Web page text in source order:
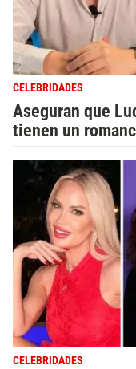
CELEBRIDADES
Aseguran que
tienen un
CELEBRIDADES